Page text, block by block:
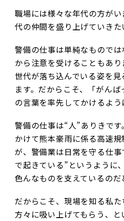
職場には様々な年代の方が
代の仲間を盛り上げていきた
警備の仕事は単純なもので
から注意を受けることもあ
世代が落ち込んでいる姿を
ます。だからこそ、「がん
の言葉を率先してかけるよう
警備の仕事は“人”ありきで
かけて熊本豪雨に係る高速
が、警備業は日常を守る仕
で起きている”というように
色んなものを支えているのだ
だからこそ、現場を知る私
方々に吸い上げてもらう、